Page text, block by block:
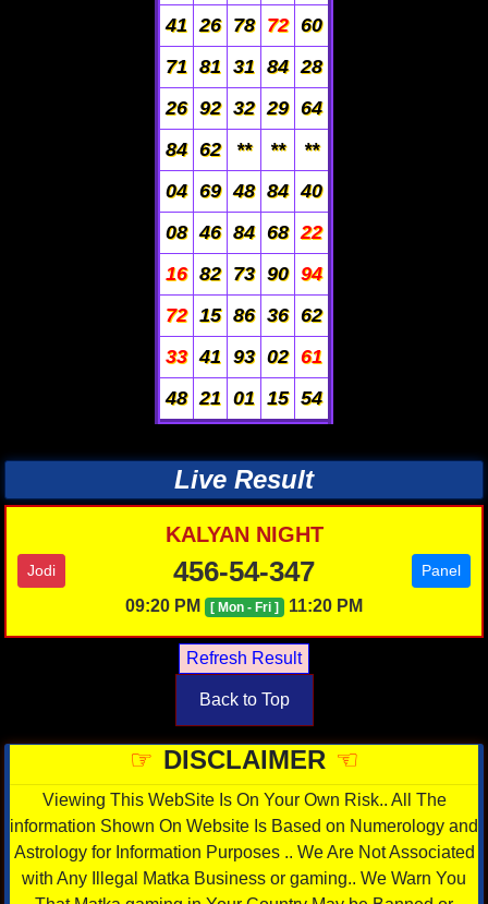
41 26 78 72 60
71 81 31 84 28
26 92 32 29 64
84 62 ** **
**
04 69 48 84 40
08 46 84 68 22
16 82 73 90 94
72 15 86 36 62
33 41 93 02 61
48 21 01 15 54
Live Result
KALYAN NIGHT
456-54-347
09:20 PM [ Mon - Fri ] 11:20 PM
Jodi Panel
Back to Top
☞ DISCLAIMER ☜
Viewing This WebSite Is On Your Own Risk.. All The
information Shown On Website Is Based on Numerology and
Astrology for Information Purposes .. We Are Not Associated
with Any Illegal Matka Business or gaming.. We Warn You